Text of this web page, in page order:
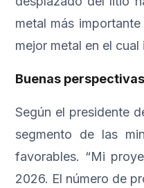
metal más
mejor metal en el cual
Buenas
Según el presidente
segmento de las
favorables. “Mi
2026. El número de